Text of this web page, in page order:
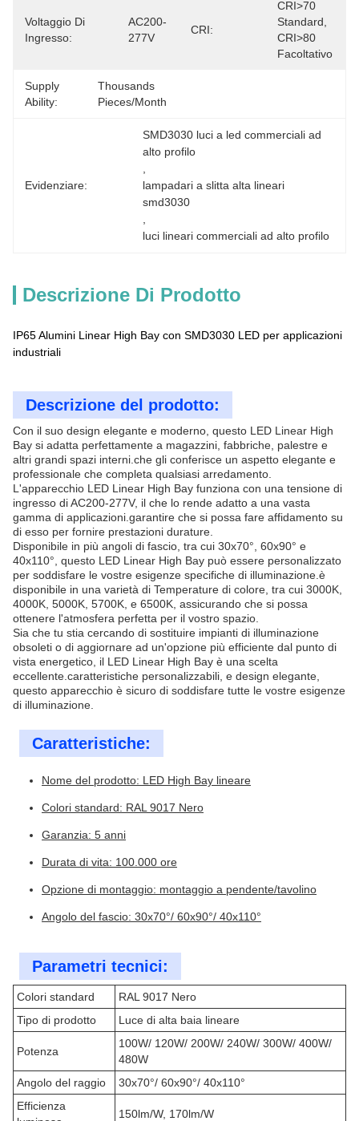
Voltaggio Di
Ingresso:
AC200-
277V
CRI:
CRI>70
Standard,
CRI>80
Facoltativo
Supply
Ability:
Thousands
Pieces/Month
Evidenziare:
SMD3030 luci a led commerciali ad
alto profilo
lampadari a slitta alta lineari
smd3030
luci lineari commerciali ad alto profilo
Descrizione Di Prodotto
IP65 Alumini Linear High Bay con SMD3030 LED per applicazioni
industriali
Descrizione del prodotto:
Con il suo design elegante e moderno, questo LED Linear High
Bay si adatta perfettamente a magazzini, fabbriche, palestre e
altri grandi spazi interni.che gli conferisce un aspetto elegante e
professionale che completa qualsiasi arredamento.
L'apparecchio LED Linear High Bay funziona con una tensione di
ingresso di AC200-277V, il che lo rende adatto a una vasta
gamma di applicazioni.garantire che si possa fare affidamento su
di esso per fornire prestazioni durature.
Disponibile in più angoli di fascio, tra cui 30x70°, 60x90° e
40x110°, questo LED Linear High Bay può essere personalizzato
per soddisfare le vostre esigenze specifiche di illuminazione.è
disponibile in una varietà di Temperature di colore, tra cui 3000K,
4000K, 5000K, 5700K, e 6500K, assicurando che si possa
ottenere l'atmosfera perfetta per il vostro spazio.
Sia che tu stia cercando di sostituire impianti di illuminazione
obsoleti o di aggiornare ad un'opzione più efficiente dal punto di
vista energetico, il LED Linear High Bay è una scelta
eccellente.caratteristiche personalizzabili, e design elegante,
questo apparecchio è sicuro di soddisfare tutte le vostre esigenze
di illuminazione.
Caratteristiche:
Nome del prodotto: LED High Bay lineare
Colori standard: RAL 9017 Nero
Garanzia: 5 anni
Durata di vita: 100.000 ore
Opzione di montaggio: montaggio a pendente/tavolino
Angolo del fascio: 30x70°/ 60x90°/ 40x110°
Parametri tecnici:
Colori standard
RAL 9017 Nero
Tipo di prodotto
Luce di alta baia lineare
Potenza
100W/ 120W/ 200W/ 240W/ 300W/ 400W/
480W
Angolo del raggio
30x70°/ 60x90°/ 40x110°
Efficienza
150lm/W, 170lm/W